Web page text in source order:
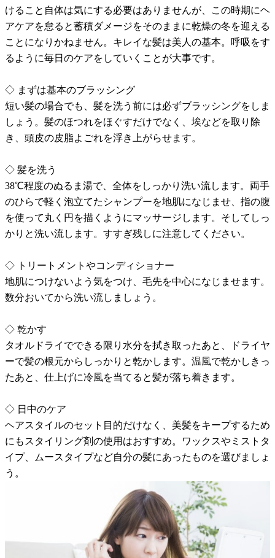
けること自体は気にする必要はありませんが、この時期にヘ
アケアを怠ると蓄積ダメージをそのままに乾燥の冬を迎える
ことになりかねません。キレイな髪は美人の基本。呼吸をす
るように毎日のケアをしていくことが大事です。
◇ まずは基本のブラッシング
短い髪の場合でも、髪を洗う前には必ずブラッシングをしま
しょう。髪のほつれをほぐすだけでなく、埃などを取り除
き、頭皮の皮脂よごれを浮き上がらせます。
◇ 髪を洗う
38℃程度のぬるま湯で、全体をしっかり洗い流します。両手
のひらで軽く泡立てたシャンプーを地肌になじませ、指の腹
を使って丸く円を描くようにマッサージします。そしてしっ
かりと洗い流します。すすぎ残しに注意してください。
◇ トリートメントやコンディショナー
地肌につけないよう気をつけ、毛先を中心になじませます。
数分おいてから洗い流しましょう。
◇ 乾かす
タオルドライでできる限り水分を拭き取ったあと、ドライヤ
ーで髪の根元からしっかりと乾かします。温風で乾かしきっ
たあと、仕上げに冷風を当てると髪が落ち着きます。
◇ 日中のケア
ヘアスタイルのセット目的だけなく、美髪をキープするため
にもスタイリング剤の使用はおすすめ。ワックスやミストタ
イプ、ムースタイプなど自分の髪にあったものを選びましょ
う。